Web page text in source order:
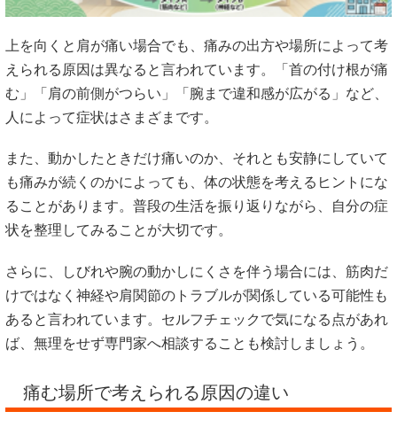
上を向くと肩が痛い場合でも、痛みの出方や場所によって考
えられる原因は異なると言われています。「首の付け根が痛
む」「肩の前側がつらい」「腕まで違和感が広がる」など、
人によって症状はさまざまです。
また、動かしたときだけ痛いのか、それとも安静にしていて
も痛みが続くのかによっても、体の状態を考えるヒントにな
ることがあります。普段の生活を振り返りながら、自分の症
状を整理してみることが大切です。
さらに、しびれや腕の動かしにくさを伴う場合には、筋肉だ
けではなく神経や肩関節のトラブルが関係している可能性も
あると言われています。セルフチェックで気になる点があれ
ば、無理をせず専門家へ相談することも検討しましょう。
痛む場所で考えられる原因の違い